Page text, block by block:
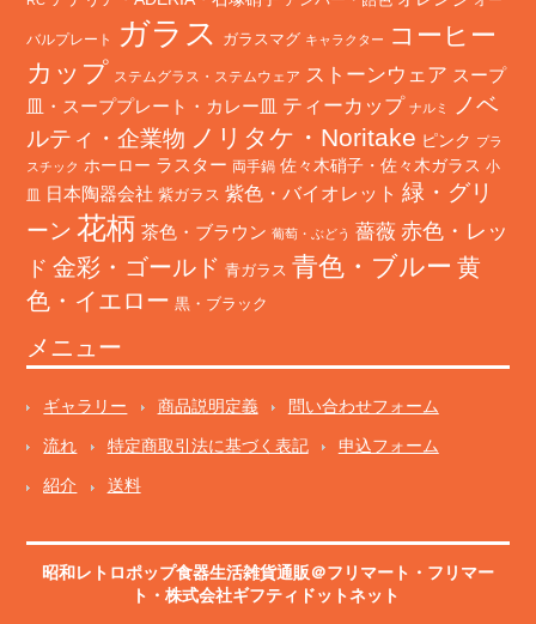
バルプレート ガラス ガラスマグ キャラクター
コーヒー
カップ ステムグラス・ステムウェア ストーンウェア スープ
皿・スーププレート・カレー皿 ティーカップ ナルミ
ノベ
ルティ・企業物 ノリタケ・Noritake ピンク プラ
スチック ホーロー ラスター 両手鍋 佐々木硝子・佐々木ガラス 小
皿
日本陶器会社 紫ガラス 紫色・バイオレット 緑・グリ
ーン 花柄 茶色・ブラウン 葡萄・ぶどう 薔薇 赤色・レッ
ド 金彩・ゴールド 青ガラス 青色・ブルー 黄
色・イエロー 黒・ブラック
メニュー
ギャラリー 商品説明定義 問い合わせフォーム
流れ 特定商取引法に基づく表記 申込フォーム
紹介 送料
昭和レトロポップ食器生活雑貨通販＠フリマート ・ フリマー
ト ・株式会社ギフティドットネット